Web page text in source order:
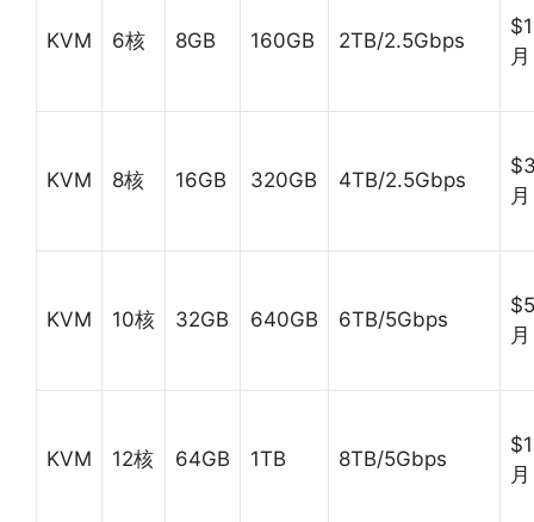
KVM 6核 8GB 160GB 2TB/2.5Gbps
月
KVM 8核 16GB 320GB 4TB/2.5Gbps
月
KVM 10核 32GB 640GB 6TB/5Gbps
月
KVM 12核 64GB 1TB 8TB/5Gbps
月